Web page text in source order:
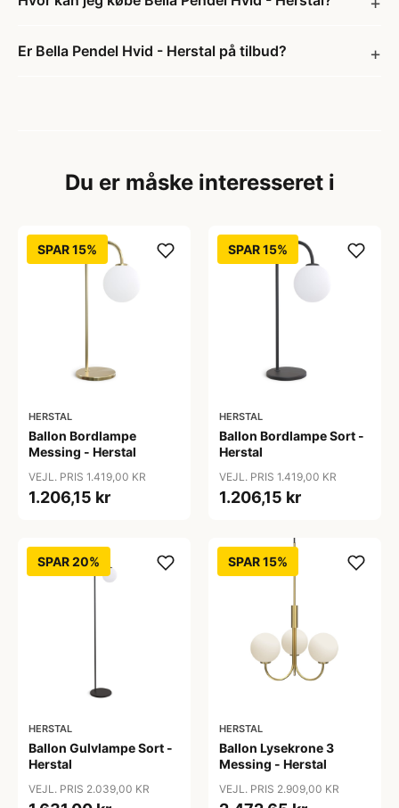
Er Bella Pendel Hvid - Herstal på tilbud?
Du er måske interesseret i
SPAR 15%
HERSTAL
Ballon Bordlampe
Messing - Herstal
VEJL. PRIS 1.419,00 KR
1.206,15 kr
SPAR 15%
HERSTAL
Ballon Bordlampe Sort -
Herstal
VEJL. PRIS 1.419,00 KR
1.206,15 kr
SPAR 20%
HERSTAL
Ballon Gulvlampe Sort -
Herstal
VEJL. PRIS 2.039,00 KR
SPAR 15%
HERSTAL
Ballon Lysekrone 3
Messing - Herstal
VEJL. PRIS 2.909,00 KR